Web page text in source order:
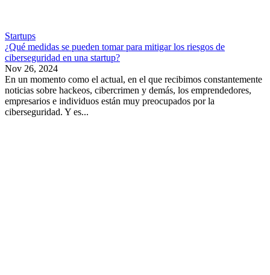
Startups
¿Qué medidas se pueden tomar para mitigar los riesgos de
ciberseguridad en una startup?
Nov 26, 2024
En un momento como el actual, en el que recibimos constantemente
noticias sobre hackeos, cibercrimen y demás, los emprendedores,
empresarios e individuos están muy preocupados por la
ciberseguridad. Y es...